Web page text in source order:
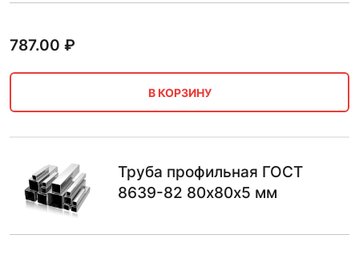
787.00 ₽
В КОРЗИНУ
Труба профильная ГОСТ
8639-82 80х80х5 мм